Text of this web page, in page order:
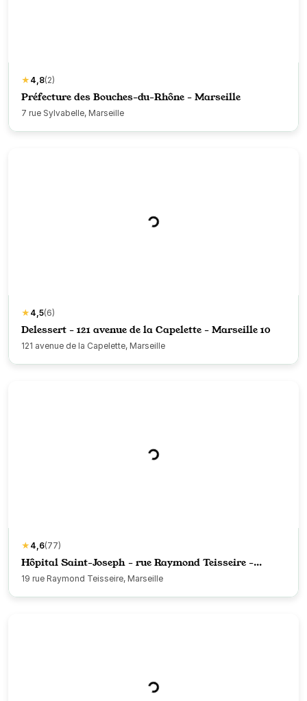
★ 4,8(2)
Préfecture des Bouches-du-Rhône - Marseille
7 rue Sylvabelle, Marseille
★ 4,5(6)
Delessert - 121 avenue de la Capelette - Marseille 10
121 avenue de la Capelette, Marseille
★ 4,6(77)
Hôpital Saint-Joseph - rue Raymond Teisseire -
Marseille 8
19 rue Raymond Teisseire, Marseille